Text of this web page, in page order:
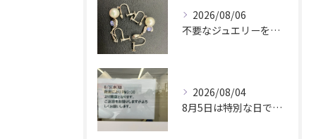
2026/08/06
不要なジュエリーを眠らせていませんか？
2026/08/04
8月5日は特別な日です。